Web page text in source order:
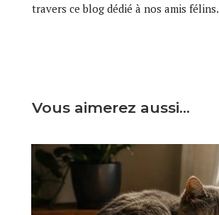
travers ce blog dédié à nos amis félins.
Vous aimerez aussi…